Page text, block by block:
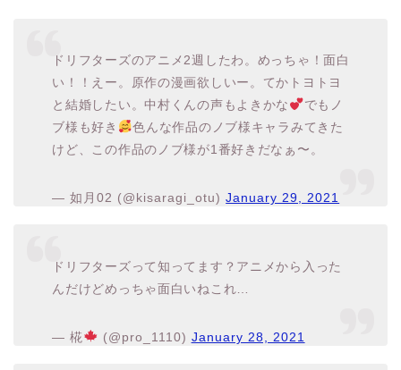
ドリフターズのアニメ2週したわ。めっちゃ！面白
い！！えー。原作の漫画欲しいー。てかトヨトヨ
と結婚したい。中村くんの声もよきかな
でもノ
ブ様も好き
色んな作品のノブ様キャラみてきた
けど、この作品のノブ様が1番好きだなぁ〜。
— 如月02 (@kisaragi_otu)January 29, 2021
ドリフターズって知ってます？アニメから入った
んだけどめっちゃ面白いねこれ…
— 椛 (@pro_1110) January 28, 2021